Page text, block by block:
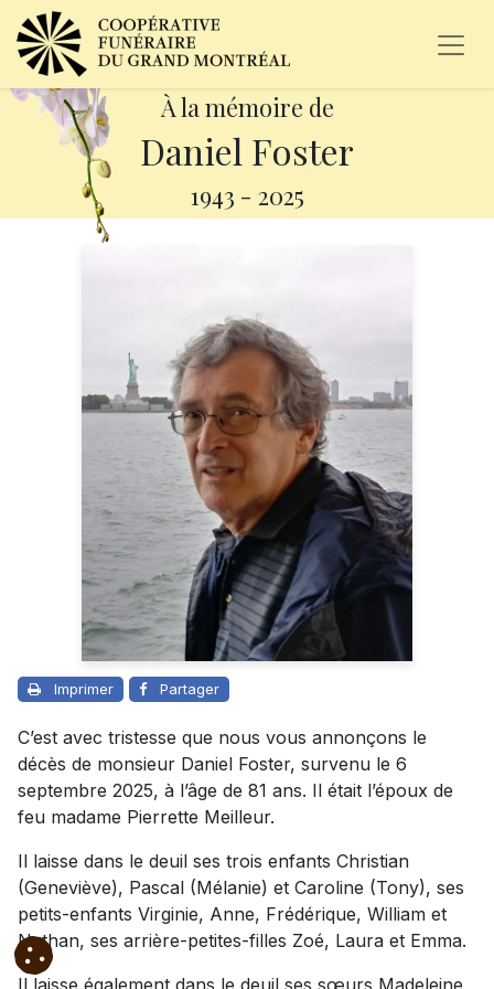
À la mémoire de
Daniel Foster
1943 - 2025
Imprimer Partager
C’est avec tristesse que nous vous annonçons le
décès de monsieur Daniel Foster, survenu le 6
septembre 2025, à l’âge de 81 ans. Il était l’époux de
feu madame Pierrette Meilleur.
Il laisse dans le deuil ses trois enfants Christian
(Geneviève), Pascal (Mélanie) et Caroline (Tony), ses
petits-enfants Virginie, Anne, Frédérique, William et
Nathan, ses arrière-petites-filles Zoé, Laura et Emma.